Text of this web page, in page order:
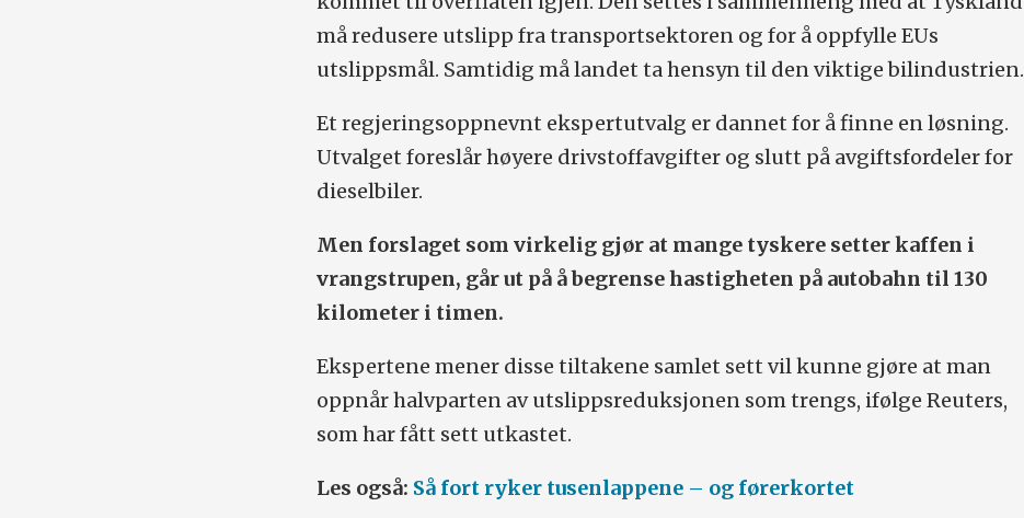
må redusere utslipp fra transportsektoren og for å oppfylle EUs
utslippsmål. Samtidig må landet ta hensyn til den viktige bilindustrien.
Et regjeringsoppnevnt ekspertutvalg er dannet for å finne en løsning.
Utvalget foreslår høyere drivstoffavgifter og slutt på avgiftsfordeler for
dieselbiler.
Men forslaget som virkelig gjør at mange tyskere setter kaffen i
vrangstrupen, går ut på å begrense hastigheten på autobahn til 130
kilometer i timen.
Ekspertene mener disse tiltakene samlet sett vil kunne gjøre at man
oppnår halvparten av utslippsreduksjonen som trengs, ifølge Reuters,
som har fått sett utkastet.
Les også: Så fort ryker tusenlappene – og førerkortet